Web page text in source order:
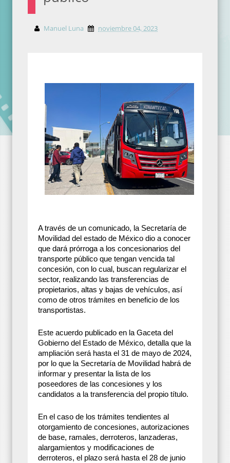
Manuel Luna noviembre 04, 2023
A través de un comunicado, la Secretaría de
Movilidad del estado de México dio a conocer
que dará prórroga a los concesionarios del
transporte público que tengan vencida tal
concesión, con lo cual, buscan regularizar el
sector, realizando las transferencias de
propietarios, altas y bajas de vehículos, así
como de otros trámites en beneficio de los
transportistas.
Este acuerdo publicado en la Gaceta del
Gobierno del Estado de México, detalla que la
ampliación será hasta el 31 de mayo de 2024,
por lo que la Secretaría de Movilidad habrá de
informar y presentar la lista de los
poseedores de las concesiones y los
candidatos a la transferencia del propio título.
En el caso de los trámites tendientes al
otorgamiento de concesiones, autorizaciones
de base, ramales, derroteros, lanzaderas,
alargamientos y modificaciones de
derroteros, el plazo será hasta el 28 de junio